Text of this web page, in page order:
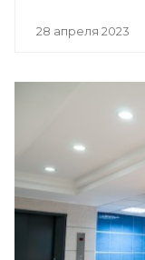
28 апреля 2023